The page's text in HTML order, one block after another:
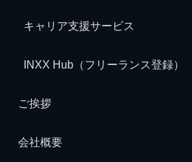
キャリア支援サービス
INXX Hub（フリーランス登録）
ご挨拶
会社概要